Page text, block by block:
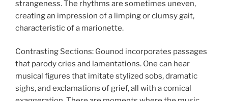
strangeness. The rhythms are sometimes uneven,
creating an impression of a limping or clumsy gait,
characteristic of a marionette.
Contrasting Sections: Gounod incorporates passages
that parody cries and lamentations. One can hear
musical figures that imitate stylized sobs, dramatic
sighs, and exclamations of grief, all with a comical